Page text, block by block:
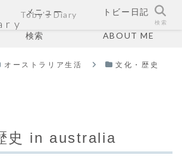
メニュー トビー日記
検索 ABOUT ME
オーストラリア生活
文化・歴史
史 in australia
Toby's Diary
検索